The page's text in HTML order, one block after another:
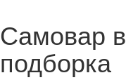
Самовар
подборка